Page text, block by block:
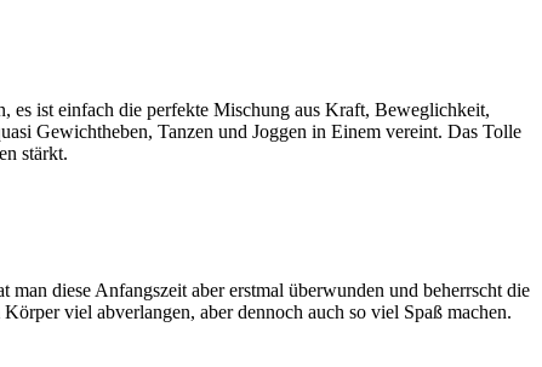
es ist einfach die perfekte Mischung aus Kraft, Beweglichkeit,
Gewichtheben, Tanzen und Joggen in Einem vereint. Das Tolle
stärkt.
diese Anfangszeit aber erstmal überwunden und beherrscht die
viel abverlangen, aber dennoch auch so viel Spaß machen.